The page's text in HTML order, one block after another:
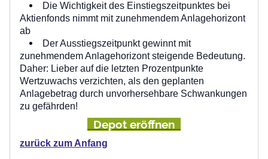
Die Wichtigkeit des Einstiegszeitpunktes bei
Aktienfonds nimmt mit zunehmendem Anlagehorizont
ab
Der Ausstiegszeitpunkt gewinnt mit
zunehmendem Anlagehorizont steigende Bedeutung.
Daher: Lieber auf die letzten Prozentpunkte
Wertzuwachs verzichten, als den geplanten
Anlagebetrag durch unvorhersehbare Schwankungen
zu gefährden!
Depot eröffnen
zurück zum Anfang